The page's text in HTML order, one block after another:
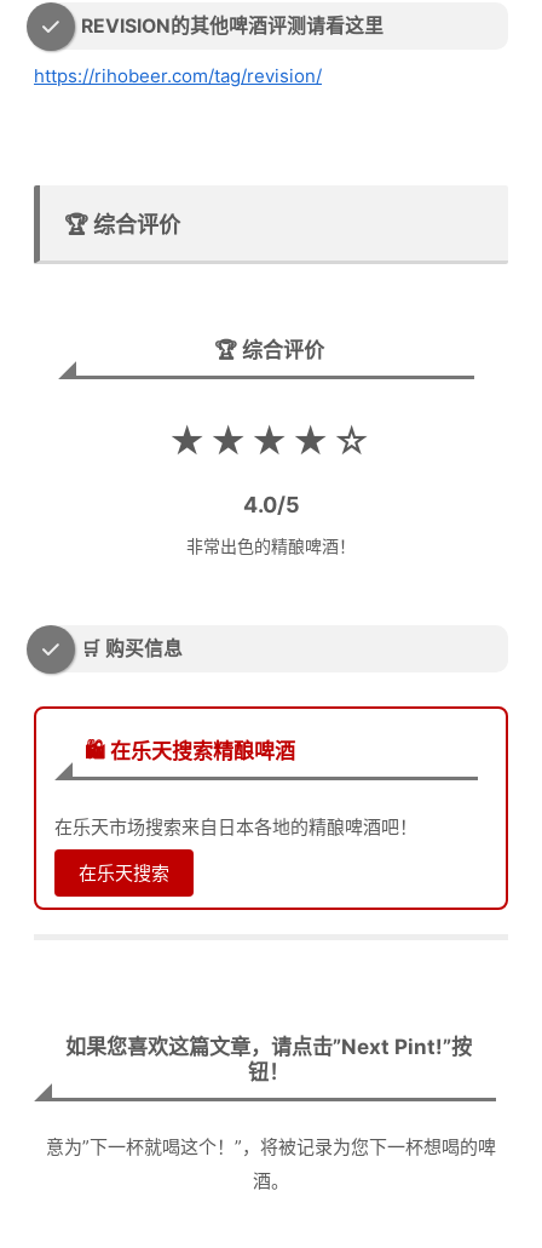
REVISION的其他啤酒评测请看这里
https://rihobeer.com/tag/revision/
🏆 综合评价
🏆 综合评价
★★★★☆
4.0/5
非常出色的精酿啤酒！
🛒 购买信息
🛍️ 在乐天搜索精酿啤酒
在乐天市场搜索来自日本各地的精酿啤酒吧！
在乐天搜索
如果您喜欢这篇文章，请点击”Next Pint!”按
钮！
意为”下一杯就喝这个！”，将被记录为您下一杯想喝的啤
酒。